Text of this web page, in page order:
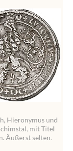
Hieronymus und
mit Titel
Äußerst selten.